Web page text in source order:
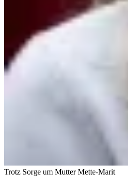
Trotz Sorge um Mutter Mette-Marit